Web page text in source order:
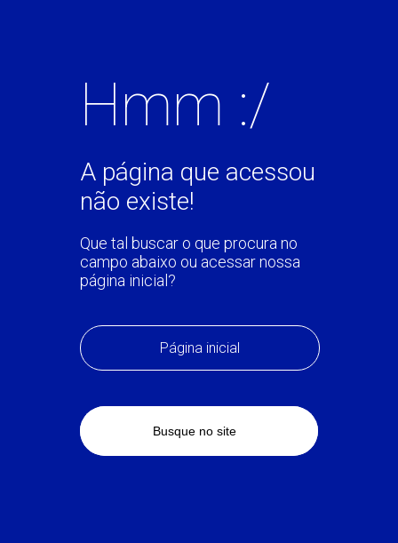
Hmm :/
A página que acessou
não existe!
Que tal buscar o que procura no
campo abaixo ou acessar nossa
página inicial?
Página inicial